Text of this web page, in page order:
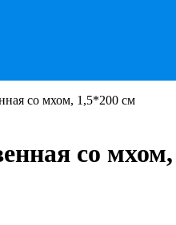
со мхом, 1,5*200 см
со